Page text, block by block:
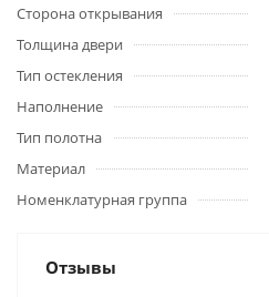
Сторона открывания
Толщина двери
Тип остекления
Наполнение
Тип полотна
Материал
Номенклатурная группа
Отзывы